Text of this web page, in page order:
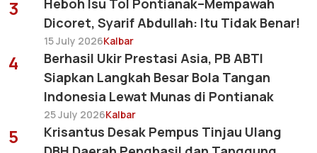
3
Heboh Isu Tol Pontianak–Mempawah
Dicoret, Syarif Abdullah: Itu Tidak Benar!
15 July 2026Kalbar
4
Berhasil Ukir Prestasi Asia, PB ABTI
Siapkan Langkah Besar Bola Tangan
Indonesia Lewat Munas di Pontianak
25 July 2026Kalbar
5
Krisantus Desak Pempus Tinjau Ulang